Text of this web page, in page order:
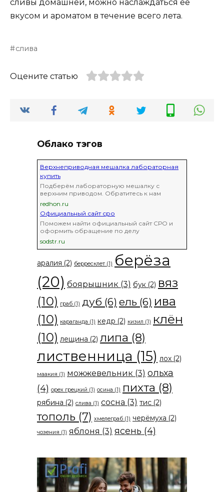
сливы домашней, можно наслаждаться ее
вкусом и ароматом в течение всего лета.
слива
Оцените статью
Облако тэгов
Верхнеприводная мешалка лабораторная
купить
Подберём лабораторную мешалку с
верхним приводом. Обратитесь к нам
redhon.ru
Официальный сайт сро
Поможем найти официальный сайт СРО и
оформить обращение по делу
sodstr.ru
аралия (2) берресклет (1) берёза
(20) боярышник (3) бук (2) вяз
(10) граб (1) дуб (6) ель (6) ива
(10) караганда (1) кедр (2) кизил (1) клён
(10) лещина (2) липа (8)
лиственница (15) лох (2)
маакия (1) можжевельник (3) ольха
(4) орех грецкий (1) осина (1) пихта (8)
рябина (2) слива (1) сосна (3) тис (2)
тополь (7) хмелеграб (1) черёмуха (2)
чозения (1) яблоня (3) ясень (4)